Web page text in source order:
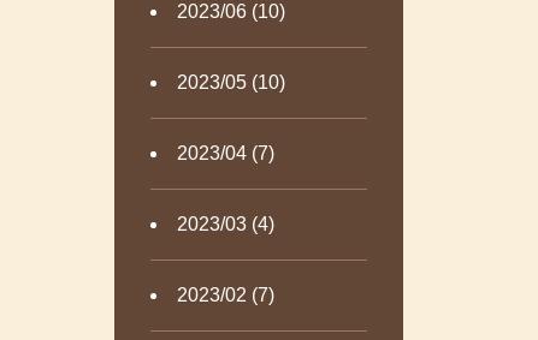
2023/06 (10)
2023/05 (10)
2023/04 (7)
2023/03 (4)
2023/02 (7)